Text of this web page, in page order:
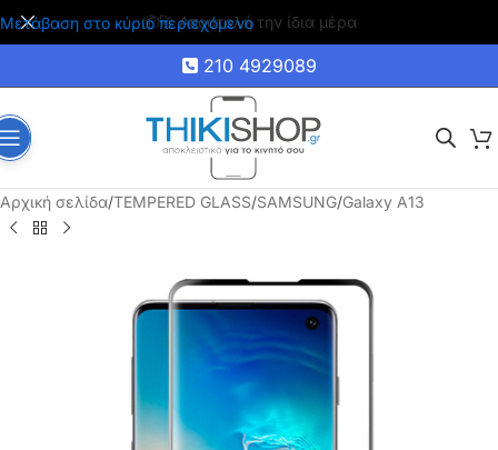
Μετάβαση στο κύριο περιεχόμενο
🚚 Δωρεάν μεταφορικά για αγορές άνω των 35€
210 4929089
Αρχική σελίδα/TEMPERED GLASS/SAMSUNG/Galaxy A13